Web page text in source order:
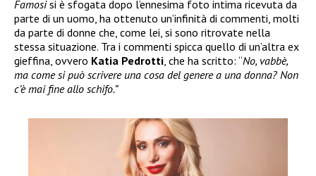
Famosisi è sfogata dopo l’ennesima foto intima ricevuta da
parte di un uomo, ha ottenuto un’infinità di commenti, molti
da parte di donne che, come lei, si sono ritrovate nella
stessa situazione. Tra i commenti spicca quello di un’altra ex
gieffina, ovvero Katia Pedrotti, che ha scritto: “No, vabbè,
ma come si può scrivere una cosa del genere a una donna? Non
c’è mai fine allo schifo.”